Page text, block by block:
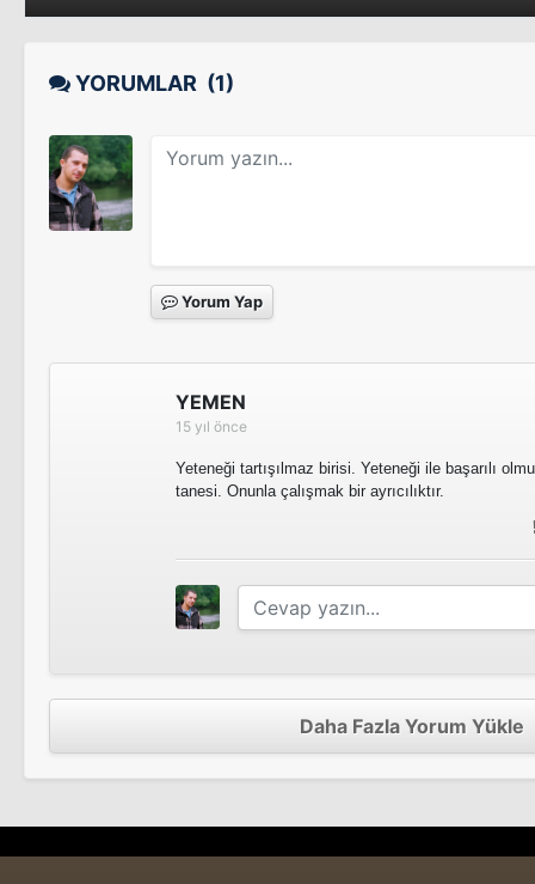
Sinema Filmi
Sinema Filmi
Sweet of Orient
Sinema Filmi
Sinema Filmi
YORUMLAR (1)
Yorum Yap
YEMEN
15 yıl önce
Yeteneği tartışılmaz birisi. Yeteneği ile başarılı
tanesi. Onunla çalışmak bir ayrıcılıktır.
Daha Fazla Yorum Yükle